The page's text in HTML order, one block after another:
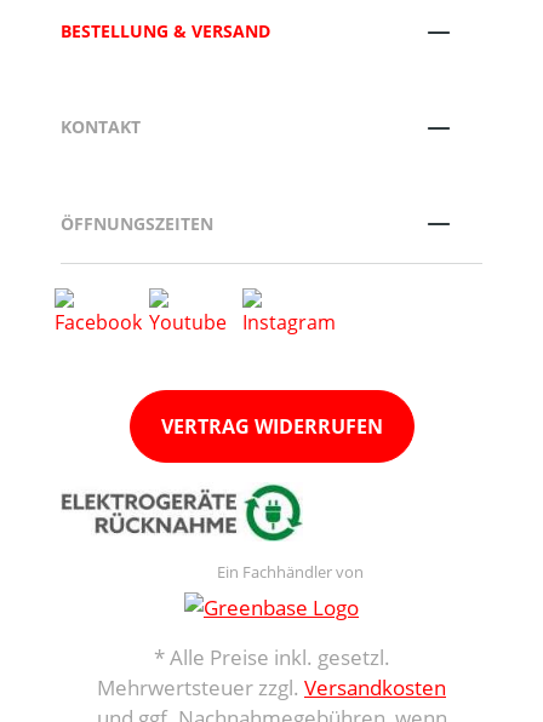
BESTELLUNG & VERSAND
KONTAKT
ÖFFNUNGSZEITEN
VERTRAG WIDERRUFEN
Ein Fachhändler von
* Alle Preise inkl. gesetzl.
Mehrwertsteuer zzgl. Versandkosten